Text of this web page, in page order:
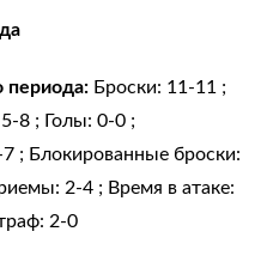
периода: Броски: 11-11 ;
8 ; Голы: 0-0 ;
; Блокированные броски:
2-4 ; Время в атаке:
2-0